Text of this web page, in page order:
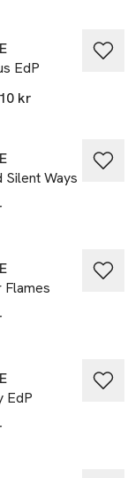
EdP
kr
Silent Ways
Flames
EdP